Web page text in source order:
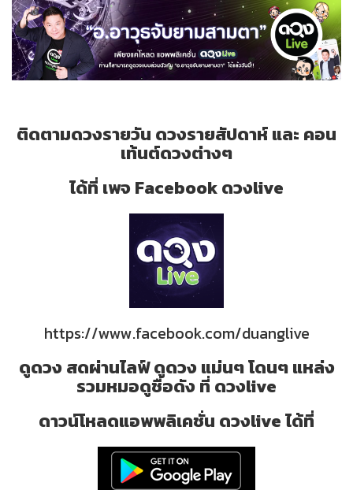
ติดตามดวงรายวัน ดวงรายสัปดาห์ และ คอน
เท้นต์ดวงต่างๆ
ได้ที่ เพจ Facebook ดวงlive
https://www.facebook.com/duanglive
ดูดวง สดผ่านไลฟ์ ดูดวง แม่นๆ โดนๆ แหล่ง
รวมหมอดูชื่อดัง ที่ ดวงlive
ดาวน์โหลดแอพพลิเคชั่น ดวงlive ได้ที่